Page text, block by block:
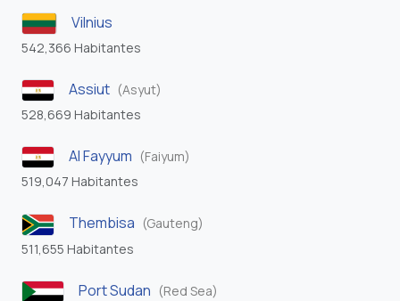
Vilnius
542,366 Habitantes
Assiut (Asyut)
528,669 Habitantes
Al Fayyum (Faiyum)
519,047 Habitantes
Thembisa (Gauteng)
511,655 Habitantes
Port Sudan (Red Sea)